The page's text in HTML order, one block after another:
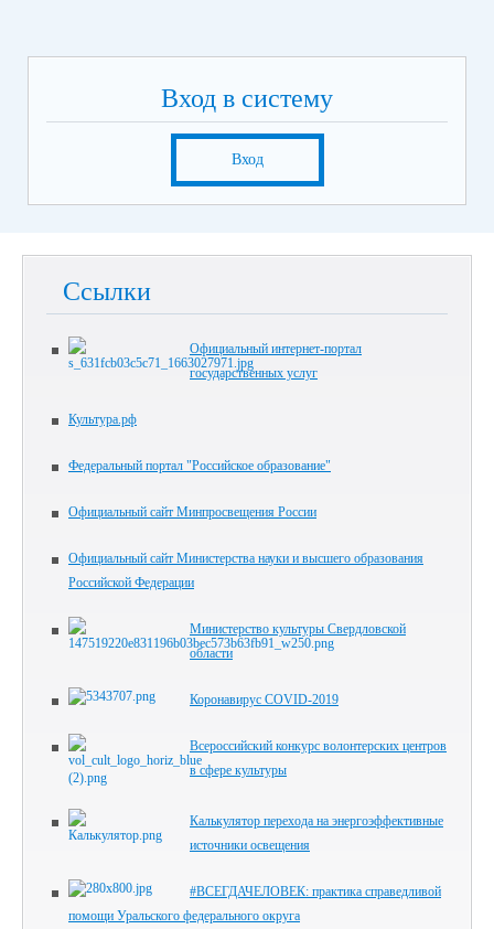
Вход в систему
Вход
Ссылки
Официальный интернет-портал
государственных услуг
Культура.рф
Федеральный портал "Российское образование"
Официальный сайт Минпросвещения России
Официальный сайт Министерства науки и высшего образования
Российской Федерации
Министерство культуры Свердловской
области
Коронавирус COVID-2019
Всероссийский конкурс волонтерских центров
в сфере культуры
Калькулятор перехода на энергоэффективные
источники освещения
#ВСЕГДАЧЕЛОВЕК: практика справедливой
помощи Уральского федерального округа